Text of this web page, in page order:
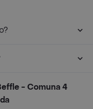
- Comuna 4